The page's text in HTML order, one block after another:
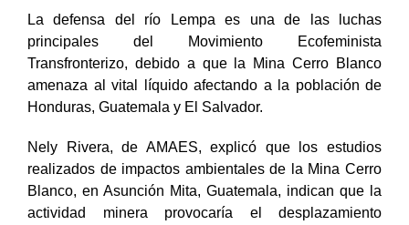
La defensa del río Lempa es una de las luchas
principales del Movimiento Ecofeminista
Transfronterizo, debido a que la Mina Cerro Blanco
amenaza al vital líquido afectando a la población de
Honduras, Guatemala y El Salvador.
Nely Rivera, de AMAES, explicó que los estudios
realizados de impactos ambientales de la Mina Cerro
Blanco, en Asunción Mita, Guatemala, indican que la
actividad minera provocaría el desplazamiento